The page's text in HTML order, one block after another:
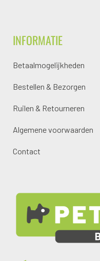
INFORMATIE
Betaalmogelijkheden
Bestellen & Bezorgen
Ruilen & Retourneren
Algemene voorwaarden
Contact